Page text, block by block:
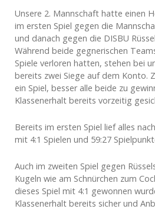
Unsere 2. Mannschaft hatte einen
im ersten Spiel gegen die
und danach gegen die DISBU
Während beide gegnerischen
Spiele verloren hatten, stehen bei
bereits zwei Siege auf dem Konto.
ein Spiel, besser alle beide zu
Klassenerhalt bereits vorzeitig
Bereits im ersten Spiel lief alles
mit 4:1 Spielen und 59:27
Auch im zweiten Spiel gegen
Kugeln wie am Schnürchen zum
dieses Spiel mit 4:1 gewonnen
Klassenerhalt bereits sicher und